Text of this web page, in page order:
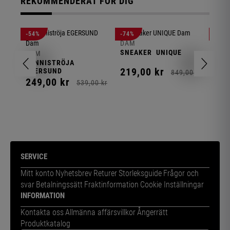
-54%
DAM
TENNISTRÖJA
EGERSUND
249,00 kr 539,00 kr
-74%
DAM
SNEAKER UNIQUE
219,00 kr 849,00
SERVICE
Mitt konto Nyhetsbrev Returer Storleksguide Frågor och
svar Betalningssätt Fraktinformation Cookie Inställningar
INFORMATION
Kontakta ossAllmänna affärsvillkorÅngerrätt
Produktkatalog